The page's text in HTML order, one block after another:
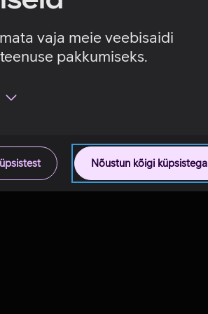
vaja meie veebisaidi
pakkumiseks.
Nõustun kõigi küpsistega